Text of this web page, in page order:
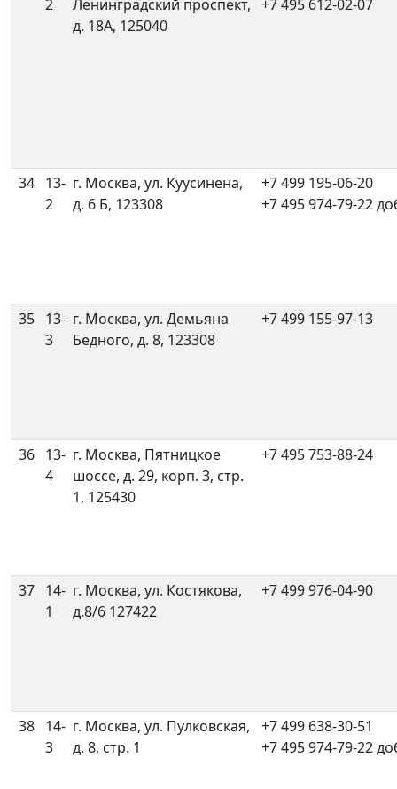
2
Ленинградский проспект,
д. 18А, 125040
+7 495 612-02-07
34
13-
2
г. Москва, ул. Куусинена,
д. 6 Б, 123308
+7 499 195-06-20
+7 495 974-79-22
35
13-
3
г. Москва, ул. Демьяна
Бедного, д. 8, 123308
+7 499 155-97-13
36
13-
4
г. Москва, Пятницкое
шоссе, д. 29, корп. 3, стр.
1, 125430
+7 495 753-88-24
37
14-
1
г. Москва, ул. Костякова,
д.8/6 127422
+7 499 976-04-90
38
14-
3
г. Москва, ул. Пулковская,
д. 8, стр. 1
+7 499 638-30-51
+7 495 974-79-22